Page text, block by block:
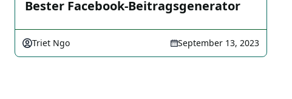
Bester Facebook-Beitragsgenerator
Triet Ngo September 13, 2023